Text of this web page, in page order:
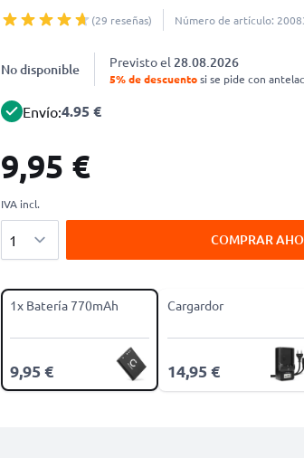
(29 reseñas) Número de artículo:
No disponible Previsto el 28.08.2026
5% de descuentosi se pide con
Envío:4.95 €
9,95 €
IVA incl.
COMPRAR
1x Batería 770mAh
9,95 €
Cargardor
14,95 €